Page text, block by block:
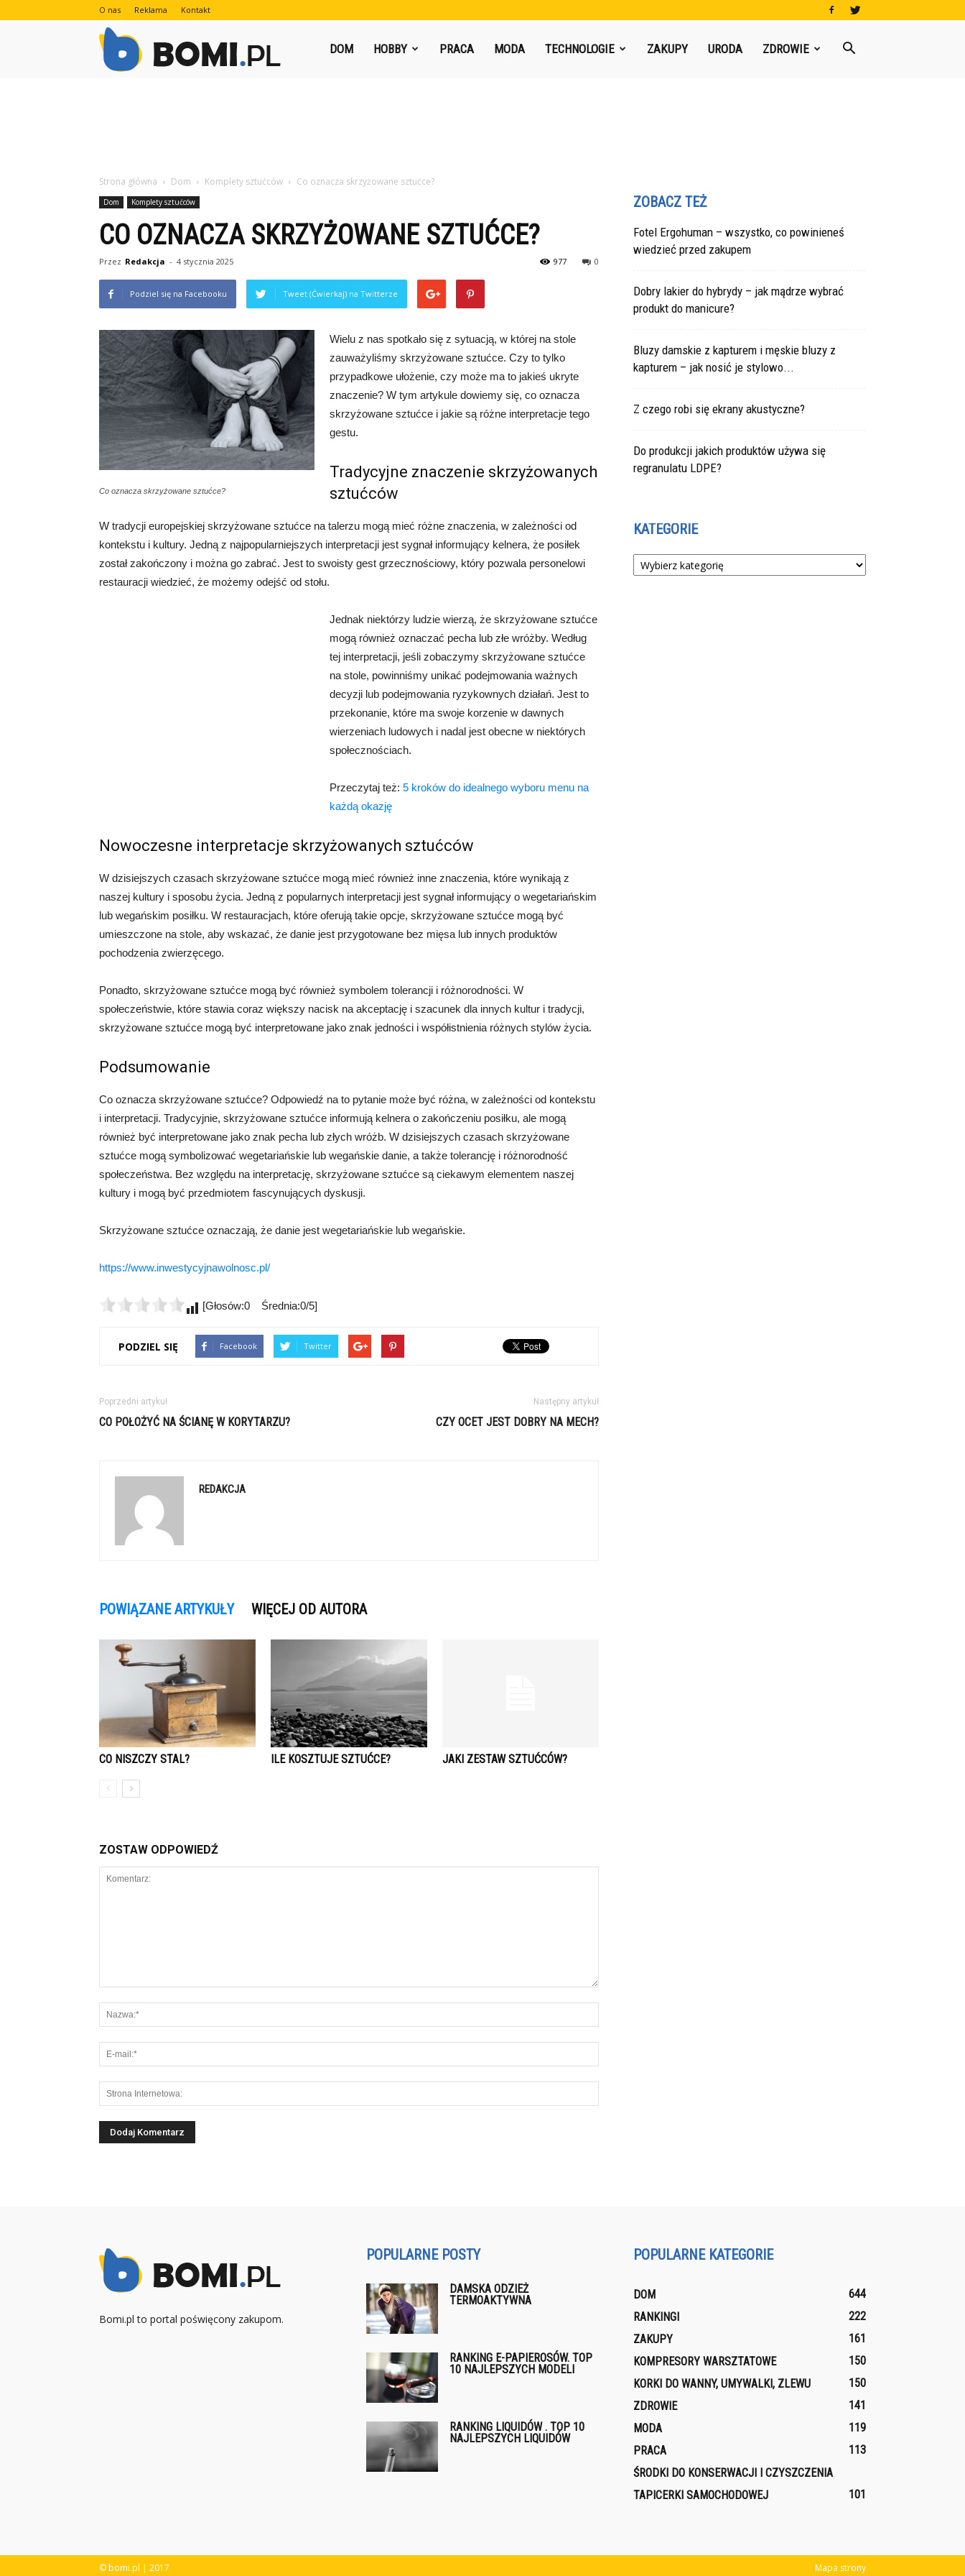
O nas Reklama Kontakt
DOM HOBBY PRACA MODA TECHNOLOGIE ZAKUPY URODA ZDROWIE
Strona główna Dom Komplety sztućców Co oznacza skrzyżowane sztućce?
Dom Komplety sztućców
CO OZNACZA SKRZYŻOWANE SZTUĆCE?
Przez Redakcja - 4 stycznia 2025 0
977
Podziel się na Facebooku Tweet (Ćwierkaj) na Twitterze
Co oznacza skrzyżowane sztućce?
Wielu z nas spotkało się z sytuacją, w której na stole
zauważyliśmy skrzyżowane sztućce. Czy to tylko
przypadkowe ułożenie, czy może ma to jakieś ukryte
znaczenie? W tym artykule dowiemy się, co oznacza
skrzyżowane sztućce i jakie są różne interpretacje tego
gestu.
Tradycyjne znaczenie skrzyżowanych
sztućców
W tradycji europejskiej skrzyżowane sztućce na talerzu mogą mieć różne znaczenia, w zależności od
kontekstu i kultury. Jedną z najpopularniejszych interpretacji jest sygnał informujący kelnera, że posiłek
został zakończony i można go zabrać. Jest to swoisty gest grzecznościowy, który pozwala personelowi
restauracji wiedzieć, że możemy odejść od stołu.
Jednak niektórzy ludzie wierzą, że skrzyżowane sztućce
mogą również oznaczać pecha lub złe wróżby. Według
tej interpretacji, jeśli zobaczymy skrzyżowane sztućce
na stole, powinniśmy unikać podejmowania ważnych
decyzji lub podejmowania ryzykownych działań. Jest to
przekonanie, które ma swoje korzenie w dawnych
wierzeniach ludowych i nadal jest obecne w niektórych
społecznościach.
Przeczytaj też: 5 kroków do idealnego wyboru menu na
każdą okazję
Nowoczesne interpretacje skrzyżowanych sztućców
W dzisiejszych czasach skrzyżowane sztućce mogą mieć również inne znaczenia, które wynikają z
naszej kultury i sposobu życia. Jedną z popularnych interpretacji jest sygnał informujący o wegetariańskim
lub wegańskim posiłku. W restauracjach, które oferują takie opcje, skrzyżowane sztućce mogą być
umieszczone na stole, aby wskazać, że danie jest przygotowane bez mięsa lub innych produktów
pochodzenia zwierzęcego.
Ponadto, skrzyżowane sztućce mogą być również symbolem tolerancji i różnorodności. W
społeczeństwie, które stawia coraz większy nacisk na akceptację i szacunek dla innych kultur i tradycji,
skrzyżowane sztućce mogą być interpretowane jako znak jedności i współistnienia różnych stylów życia.
Podsumowanie
Co oznacza skrzyżowane sztućce? Odpowiedź na to pytanie może być różna, w zależności od kontekstu
i interpretacji. Tradycyjnie, skrzyżowane sztućce informują kelnera o zakończeniu posiłku, ale mogą
również być interpretowane jako znak pecha lub złych wróżb. W dzisiejszych czasach skrzyżowane
sztućce mogą symbolizować wegetariańskie lub wegańskie danie, a także tolerancję i różnorodność
społeczeństwa. Bez względu na interpretację, skrzyżowane sztućce są ciekawym elementem naszej
kultury i mogą być przedmiotem fascynujących dyskusji.
Skrzyżowane sztućce oznaczają, że danie jest wegetariańskie lub wegańskie.
https://www.inwestycyjnawolnosc.pl/
[Głosów:0 Średnia:0/5]
PODZIEL SIĘ Facebook Twitter
Poprzedni artykuł
CO POŁOŻYĆ NA ŚCIANĘ W KORYTARZU?
Następny artykuł
CZY OCET JEST DOBRY NA MECH?
REDAKCJA
POWIĄZANE ARTYKUŁY WIĘCEJ OD AUTORA
CO NISZCZY STAL? ILE KOSZTUJE SZTUĆCE? JAKI ZESTAW SZTUĆCÓW?
ZOSTAW ODPOWIEDŹ
ZOBACZ TEŻ
Fotel Ergohuman – wszystko, co powinieneś
wiedzieć przed zakupem
Dobry lakier do hybrydy – jak mądrze wybrać
produkt do manicure?
Bluzy damskie z kapturem i męskie bluzy z
kapturem – jak nosić je stylowo...
Z czego robi się ekrany akustyczne?
Do produkcji jakich produktów używa się
regranulatu LDPE?
KATEGORIE
Kategorie
Bomi.pl to portal poświęcony zakupom.
POPULARNE POSTY
DAMSKA ODZIEŻ
TERMOAKTYWNA
RANKING E-PAPIEROSÓW. TOP
10 NAJLEPSZYCH MODELI
RANKING LIQUIDÓW . TOP 10
NAJLEPSZYCH LIQUIDÓW
POPULARNE KATEGORIE
DOM
644
RANKINGI
222
ZAKUPY
161
KOMPRESORY WARSZTATOWE
150
KORKI DO WANNY, UMYWALKI, ZLEWU
150
ZDROWIE
141
MODA
119
PRACA
113
ŚRODKI DO KONSERWACJI I CZYSZCZENIA
TAPICERKI SAMOCHODOWEJ
101
Mapa strony
© bomi.pl | 2017